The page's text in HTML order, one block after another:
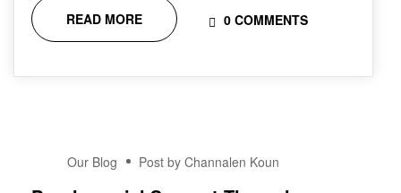
READ MORE 0 COMMENTS
18
Our Blog Post by Channalen Koun